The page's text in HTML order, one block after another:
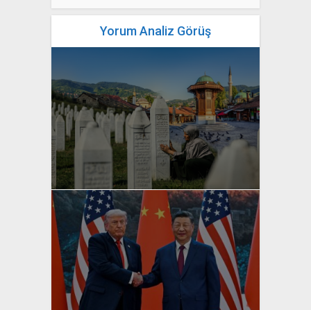
Yorum Analiz Görüş
yazan
Bahri Ak
yazan
Bahri Ak